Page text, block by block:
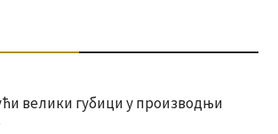
велики губици у производњи